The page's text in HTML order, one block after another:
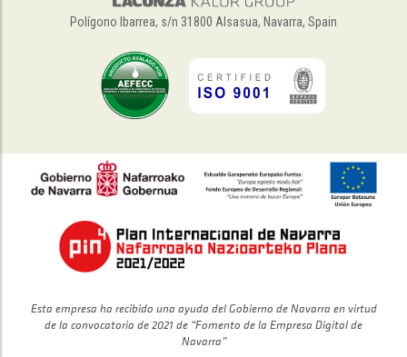
Polígono Ibarrea, s/n 31800 Alsasua, Navarra, Spain
Esta empresa ha recibido una ayuda del Gobierno de Navarra en virtud
de la convocatoria de 2021 de “Fomento de la Empresa Digital de
Navarra”